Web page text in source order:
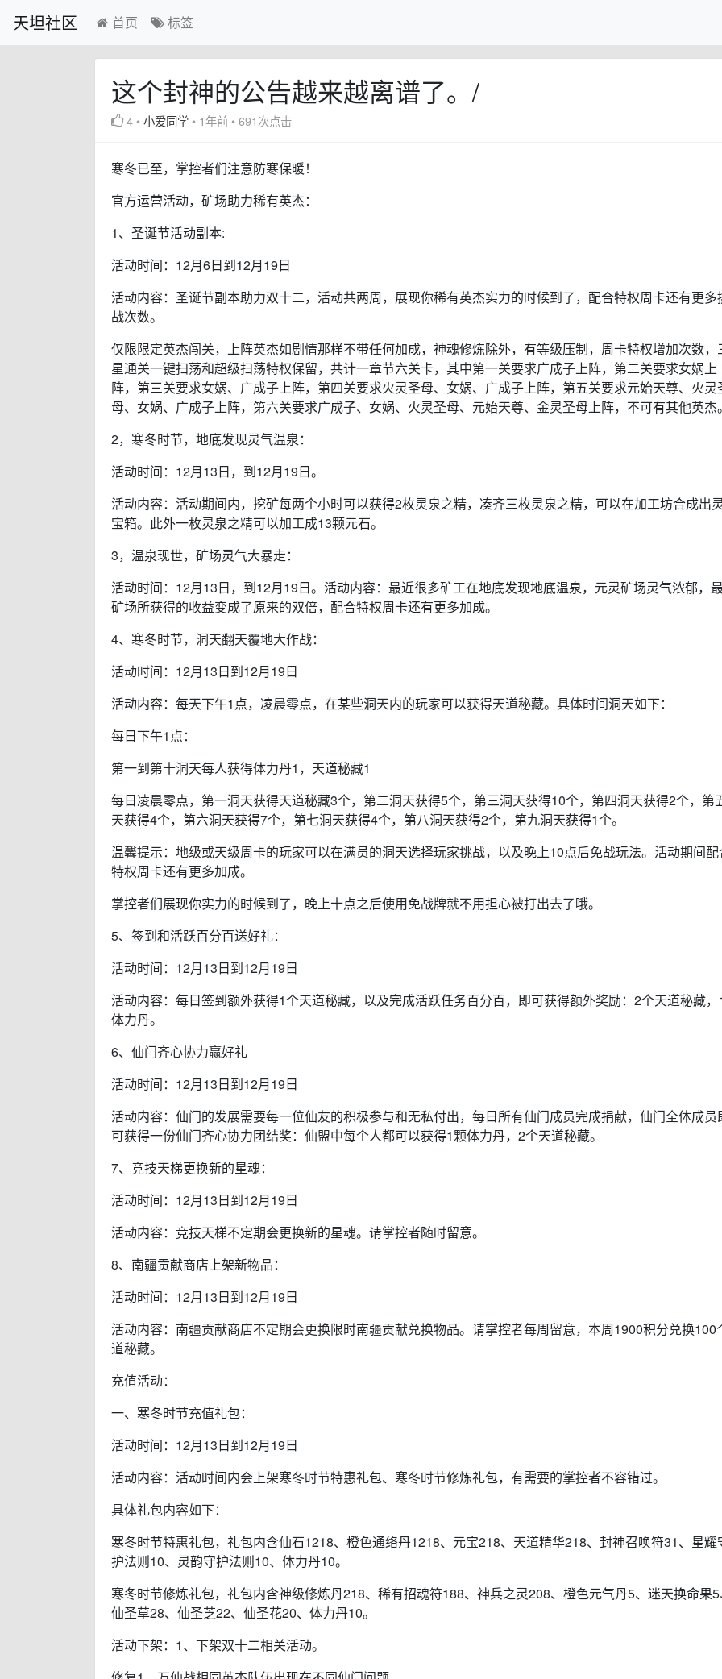
天坦社区 首页 标签
这个封神的公告越来越离谱了。/
4 •小爱同学 • 1年前 •691次点击
寒冬已至，掌控者们注意防寒保暖！
官方运营活动，矿场助力稀有英杰：
1、圣诞节活动副本:
活动时间：12月6日到12月19日
活动内容：圣诞节副本助力双十二，活动共两周，展现你稀有英杰实力的时候到了，配合特权周卡还有更多
战次数。
仅限限定英杰闯关，上阵英杰如剧情那样不带任何加成，神魂修炼除外，有等级压制，周卡特权增加次数，
星通关一键扫荡和超级扫荡特权保留，共计一章节六关卡，其中第一关要求广成子上阵，第二关要求女娲上
阵，第三关要求女娲、广成子上阵，第四关要求火灵圣母、女娲、广成子上阵，第五关要求元始天尊、火灵
母、女娲、广成子上阵，第六关要求广成子、女娲、火灵圣母、元始天尊、金灵圣母上阵，不可有其他英杰
2，寒冬时节，地底发现灵气温泉：
活动时间：12月13日，到12月19日。
活动内容：活动期间内，挖矿每两个小时可以获得2枚灵泉之精，凑齐三枚灵泉之精，可以在加工坊合成出
宝箱。此外一枚灵泉之精可以加工成13颗元石。
3，温泉现世，矿场灵气大暴走：
活动时间：12月13日，到12月19日。活动内容：最近很多矿工在地底发现地底温泉，元灵矿场灵气浓郁，
矿场所获得的收益变成了原来的双倍，配合特权周卡还有更多加成。
4、寒冬时节，洞天翻天覆地大作战：
活动时间：12月13日到12月19日
活动内容：每天下午1点，凌晨零点，在某些洞天内的玩家可以获得天道秘藏。具体时间洞天如下：
每日下午1点：
第一到第十洞天每人获得体力丹1，天道秘藏1
每日凌晨零点，第一洞天获得天道秘藏3个，第二洞天获得5个，第三洞天获得10个，第四洞天获得2个，第
天获得4个，第六洞天获得7个，第七洞天获得4个，第八洞天获得2个，第九洞天获得1个。
温馨提示：地级或天级周卡的玩家可以在满员的洞天选择玩家挑战，以及晚上10点后免战玩法。活动期间配
特权周卡还有更多加成。
掌控者们展现你实力的时候到了，晚上十点之后使用免战牌就不用担心被打出去了哦。
5、签到和活跃百分百送好礼：
活动时间：12月13日到12月19日
活动内容：每日签到额外获得1个天道秘藏，以及完成活跃任务百分百，即可获得额外奖励：2个天道秘藏
体力丹。
6、仙门齐心协力赢好礼
活动时间：12月13日到12月19日
活动内容：仙门的发展需要每一位仙友的积极参与和无私付出，每日所有仙门成员完成捐献，仙门全体成员
可获得一份仙门齐心协力团结奖：仙盟中每个人都可以获得1颗体力丹，2个天道秘藏。
7、竞技天梯更换新的星魂：
活动时间：12月13日到12月19日
活动内容：竞技天梯不定期会更换新的星魂。请掌控者随时留意。
8、南疆贡献商店上架新物品：
活动时间：12月13日到12月19日
活动内容：南疆贡献商店不定期会更换限时南疆贡献兑换物品。请掌控者每周留意，本周1900积分兑换100
道秘藏。
充值活动：
一、寒冬时节充值礼包：
活动时间：12月13日到12月19日
活动内容：活动时间内会上架寒冬时节特惠礼包、寒冬时节修炼礼包，有需要的掌控者不容错过。
具体礼包内容如下：
寒冬时节特惠礼包，礼包内含仙石1218、橙色通络丹1218、元宝218、天道精华218、封神召唤符31、星耀
护法则10、灵韵守护法则10、体力丹10。
寒冬时节修炼礼包，礼包内含神级修炼丹218、稀有招魂符188、神兵之灵208、橙色元气丹5、迷天换命果
仙圣草28、仙圣芝22、仙圣花20、体力丹10。
活动下架：1、下架双十二相关活动。